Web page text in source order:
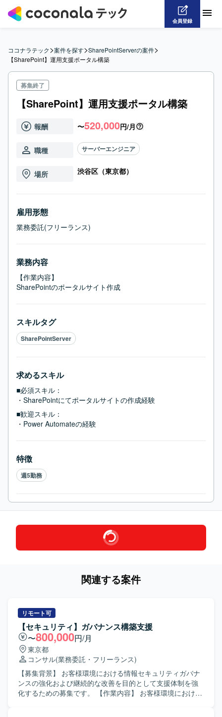
会員登録
ココナラテック>案件を探す>SharePointServerの案件>
【SharePoint】運用支援ポータル構築
募集終了
【SharePoint】運用支援ポータル構築
報酬 〜520,000円/月
職種 サーバーエンジニア
場所 渋谷区（東京都）
雇用形態
業務委託(フリーランス)
業務内容
【作業内容】
SharePointのポータルサイト作成
スキルタグ
SharePointServer
求めるスキル
■必須スキル：
・SharePointにてポータルサイトの作成経験
■歓迎スキル：
・Power Automateの経験
特徴
週5勤務
関連する案件
リモート可
【セキュリティ】ガバナンス構築支援
〜800,000円/月
東京都
コンサル(業務委託・フリーランス)
【募集背景】 お客様環境における情報セキュリティガバナ
ンスの強化および継続的な改善を目的として支援体制を強
化するための募集です。 【作業内容】 お客様環境における